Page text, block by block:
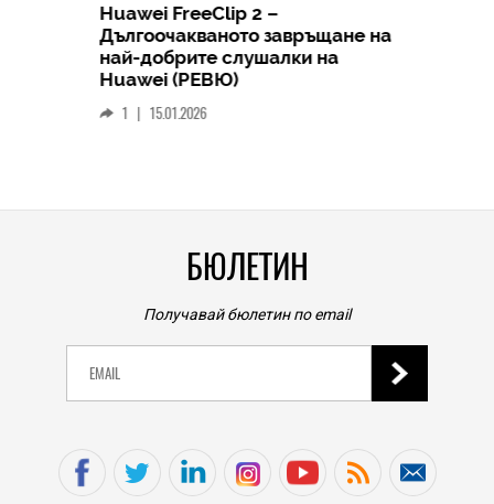
Huawei FreeClip 2 –
Дългоочакваното завръщане на
най-добрите слушалки на
Huawei (РЕВЮ)
1 15.01.2026
БЮЛЕТИН
Получавай бюлетин по email